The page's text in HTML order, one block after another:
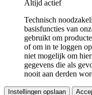
Altijd actief
Technisch
basisfuncties van
gebruikt om
of om in te loggen
niet mogelijk om
gegevens die als
nooit aan derden
Instellingen opslaan